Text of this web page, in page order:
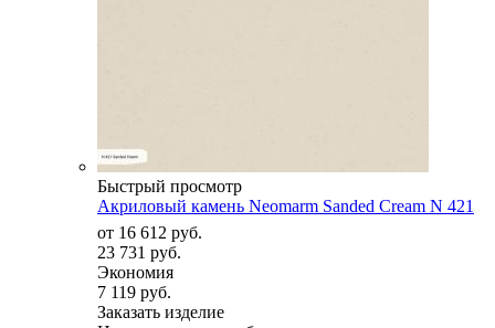
Быстрый просмотр
Акриловый камень Neomarm Sanded Cream N 421
от 16 612 руб.
23 731 руб.
Экономия
7 119 руб.
Заказать изделие